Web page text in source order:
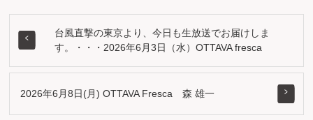
台風直撃の東京より、今日も生放送でお届けしま
す。・・・2026年6月3日（水）OTTAVA fresca
2026年6月8日(月) OTTAVA Fresca 森 雄一